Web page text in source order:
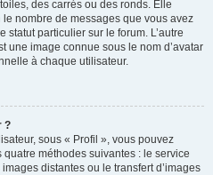
des carrés ou des ronds. Elle
nombre de messages que vous avez
particulier sur le forum. L’autre
une image connue sous le nom d’avatar
à chaque utilisateur.
?
sous « Profil », vous pouvez
méthodes suivantes : le service
distantes ou le transfert d’images